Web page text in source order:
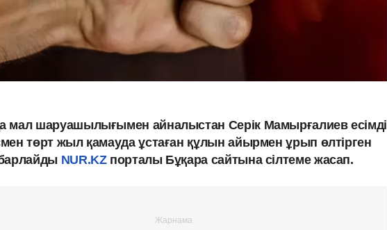
мал шаруашылығымен айналыстан Серік Мамырғалиев есімді
төрт жыл қамауда ұстаған құлын айырмен ұрып өлтірген
NUR.KZпорталы Бұқара сайтына сілтеме жасап.